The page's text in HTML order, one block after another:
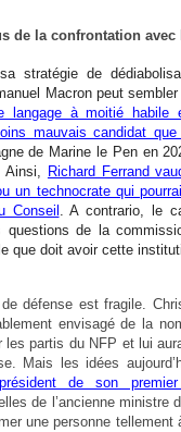
de la confrontation avec
stratégie de
Macron peut
langage à moitié habile
mauvais candidat que
de Marine le Pen en
Richard Ferrand
un technocrate qui
Conseil . A contrario, le
questions de la
que doit avoir cette
défense est fragile.
envisagé de la
les partis du NFP et lui
Mais les idées
de son
de l’ancienne ministre
une personne